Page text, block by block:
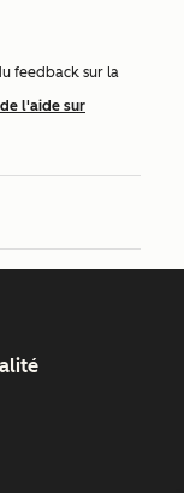
feedback sur la
l'aide sur